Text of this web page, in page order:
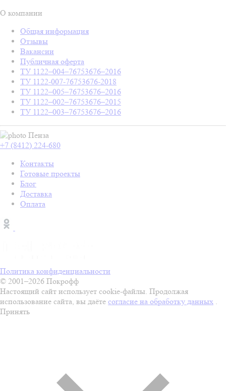
О компании
Общая информация
Отзывы
Вакансии
Публичная оферта
ТУ 1122–004–76753676–2016
ТУ 1122-007-76753676-2018
ТУ 1122–005–76753676–2016
ТУ 1122–002–76753676–2015
ТУ 1122–003–76753676–2016
Пенза
+7 (8412) 224-680
Контакты
Готовые проекты
Блог
Доставка
Оплата
Политика конфиденциальности
© 2001–2026 Покрофф
Настоящий сайт использует cookie-файлы. Продолжая
использование сайта, вы даёте согласие на обработку данных .
Принять